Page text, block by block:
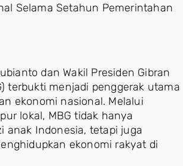
Selama Setahun Pemerintahan
dan Wakil Presiden Gibran
terbukti menjadi penggerak utama
ekonomi nasional. Melalui
lokal, MBG tidak hanya
anak Indonesia, tetapi juga
ekonomi rakyat di